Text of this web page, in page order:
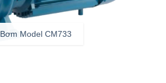
Bơm Model CM733